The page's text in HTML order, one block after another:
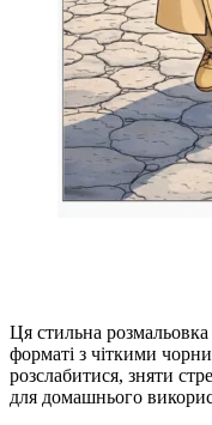
Ця стильна
форматі з чіткими
розслабитися, зняти
для домашнього